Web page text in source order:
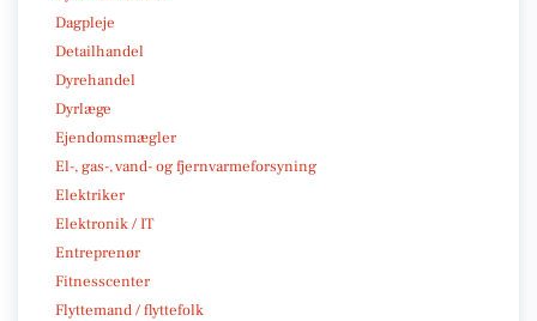
Dagpleje
Detailhandel
Dyrehandel
Dyrlæge
Ejendomsmægler
El-, gas-, vand- og fjernvarmeforsyning
Elektriker
Elektronik / IT
Entreprenør
Fitnesscenter
Flyttemand / flyttefolk